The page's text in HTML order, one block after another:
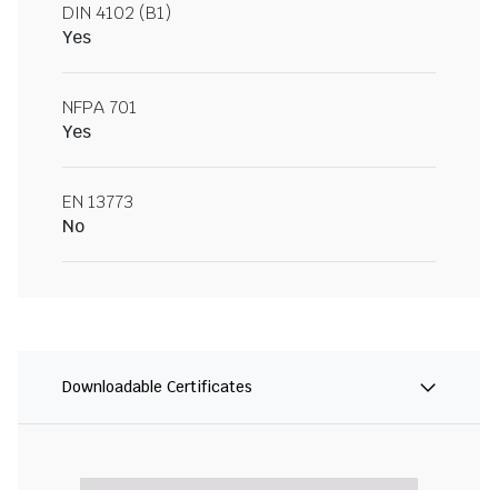
DIN 4102 (B1)
Yes
NFPA 701
Yes
EN 13773
No
Downloadable Certificates